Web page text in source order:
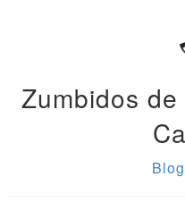
Zumbidos
Blog